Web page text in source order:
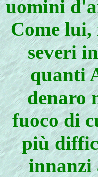
uomini
Come
severi
quanti
denaro
fuoco di
più
innanzi